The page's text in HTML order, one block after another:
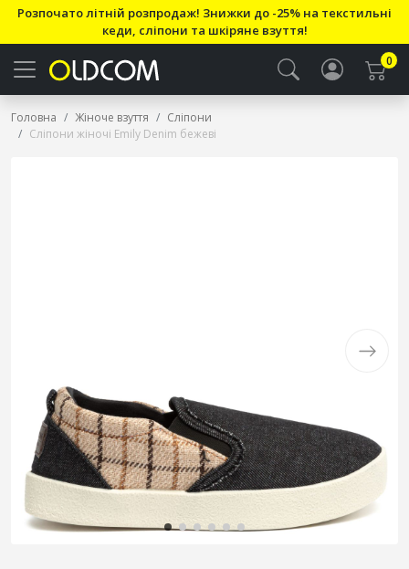
Розпочато літній розпродаж! Знижки до -25% на текстильні
кеди, сліпони та шкіряне взуття!
0
Головна Жіноче взуття
Сліпони
Сліпони жіночі Emily Denim бежеві